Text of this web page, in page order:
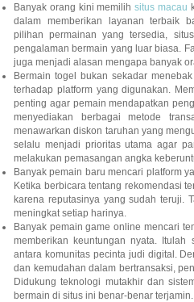
Banyak orang kini memilihsitus macau
dalam memberikan layanan terbaik
pilihan permainan yang tersedia,
pengalaman bermain yang luar biasa.
juga menjadi alasan mengapa banyak
Bermain togel bukan sekadar
terhadap platform yang digunakan.
penting agar pemain mendapatkan
menyediakan berbagai metode
menawarkan diskon taruhan yang
selalu menjadi prioritas utama agar
melakukan pemasangan angka
Banyak pemain baru mencari platform
Ketika berbicara tentang rekomendasi
karena reputasinya yang sudah teruji.
meningkat setiap harinya.
Banyak pemain game online mencari
memberikan keuntungan nyata. Itulah
antara komunitas pecinta judi digital.
dan kemudahan dalam bertransaksi,
Didukung teknologi mutakhir dan
bermain di situs ini benar-benar terjamin.